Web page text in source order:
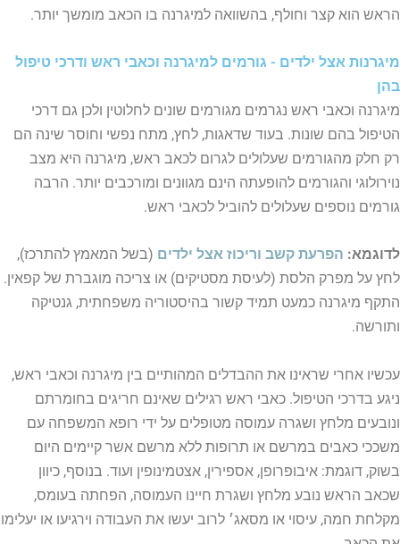
הראש הוא קצר וחולף, בהשוואה למיגרנה בו הכאב מומשך יותר.
מיגרנות אצל ילדים - גורמים למיגרנה וכאבי ראש ודרכי טיפול
בהן
מיגרנה וכאבי ראש נגרמים מגורמים שונים לחלוטין ולכן גם דרכי
הטיפול בהם שונות. בעוד שדאגות, לחץ, מתח נפשי וחוסר שינה הם
רק חלק מהגורמים שעלולים לגרום לכאב ראש, מיגרנה היא מצב
נוירולוגי והגורמים להופעתה הינם מגוונים ומורכבים יותר. הרבה
גורמים נוספים שעלולים להוביל לכאבי ראש.
לדוגמא: הפרעת קשב וריכוז אצל ילדים (בשל המאמץ להתרכז),
לחץ על מפרק הלסת (לעיסת מסטיקים) או צריכה מוגברת של קפאין.
התקף מיגרנה כמעט תמיד קשור בהיסטוריה משפחתית, גנטיקה
ותורשה.
עכשיו אחרי שראינו את ההבדלים המהותיים בין מיגרנה וכאבי ראש,
ניגע בדרכי הטיפול. כאבי ראש רגילים שאינם חריגים בחומרתם
ונובעים מלחץ ושגרה עמוסה מטופלים על ידי רופא המשפחה עם
משככי כאבים במרשם או תרופות ללא מרשם אשר קיימים היום
בשוק, דוגמת: איבופרופן, אספירין, אצטמינופין ועוד. בנוסף, כיוון
שכאב הראש נובע מלחץ ושגרת חיינו העמוסה, הפחתה בעומס,
מקלחת חמה, עיסוי או מסאג׳ לרוב יעשו את העבודה וירגיעו או יעלימו